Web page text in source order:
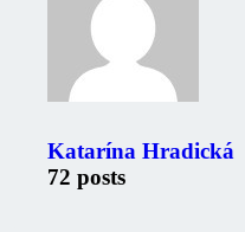
Katarína Hradická
72 posts
Zaujimavé odkazy